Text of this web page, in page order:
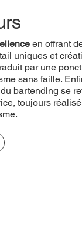
en offrant
uniques et
par une
sans faille.
bartending se
toujours